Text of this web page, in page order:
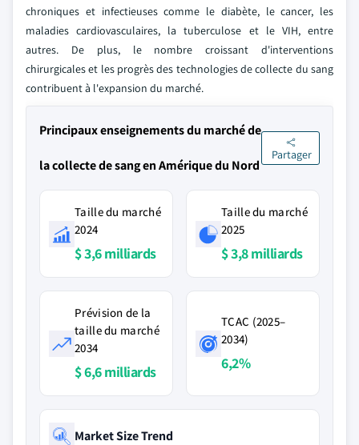
chroniques et infectieuses comme le diabète, le cancer, les
maladies cardiovasculaires, la tuberculose et le VIH, entre
autres. De plus, le nombre croissant d'interventions
chirurgicales et les progrès des technologies de collecte du sang
contribuent à l'expansion du marché.
Principaux enseignements du marché de
la collecte de sang en Amérique du Nord
Partager
Taille du marché
2024
$ 3,6 milliards
Taille du marché
2025
$ 3,8 milliards
Prévision de la
taille du marché
2034
$ 6,6 milliards
TCAC (2025–
2034)
6,2%
Market Size Trend